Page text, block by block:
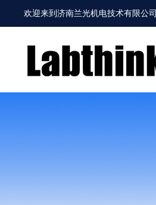
欢迎来到济南兰光机电技术有限公司